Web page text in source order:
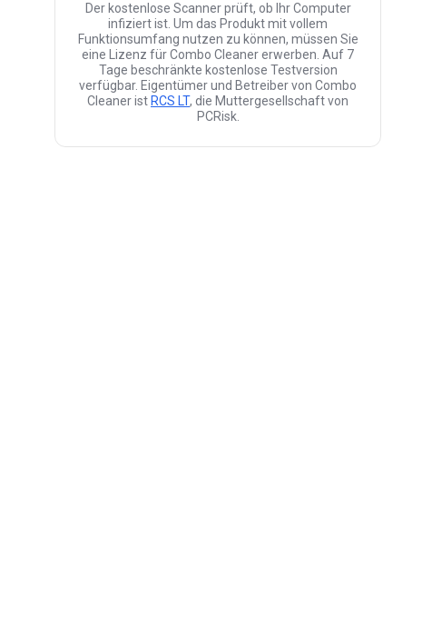
Der kostenlose Scanner prüft, ob Ihr Computer
infiziert ist. Um das Produkt mit vollem
Funktionsumfang nutzen zu können, müssen Sie
eine Lizenz für Combo Cleaner erwerben. Auf 7
Tage beschränkte kostenlose Testversion
verfügbar. Eigentümer und Betreiber von Combo
Cleaner ist RCS LT, die Muttergesellschaft von
PCRisk.